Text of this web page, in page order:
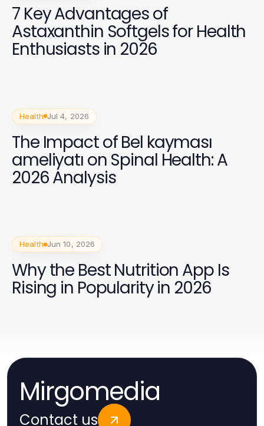
7 Key Advantages of
Astaxanthin Softgels for Health
Enthusiasts in 2026
Health Jul 4, 2026
The Impact of Bel kayması
ameliyatı on Spinal Health: A
2026 Analysis
Health Jun 10, 2026
Why the Best Nutrition App Is
Rising in Popularity in 2026
Mirgomedia
Contact us